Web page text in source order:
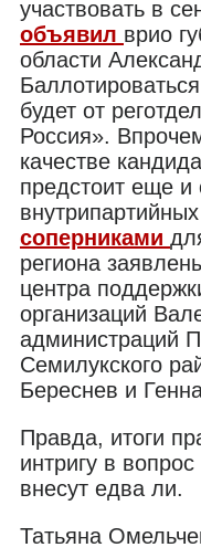
участвовать в
объявил врио
области
будет от
Россия».
качестве
предстоит еще и
внутрипартийных
соперниками
региона
центра
организаций
администраций
Семилукского
Береснев и
Правда, итоги
интригу в
внесут едва ли.
Татьяна